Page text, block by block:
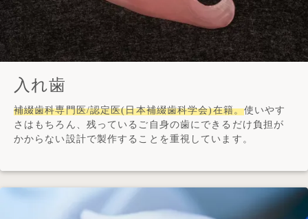
入れ歯
補綴歯科専門医/認定医(日本補綴歯科学会)在籍。使いやす
さはもちろん、残っているご自身の歯にできるだけ負担が
かからない設計で製作することを重視しています。